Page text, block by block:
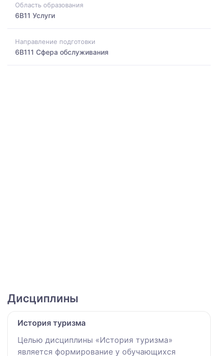
Область образования
6B11 Услуги
Направление подготовки
6B111 Сфера обслуживания
Дисциплины
История туризма
Целью дисциплины «История туризма»
является формирование у обучающихся